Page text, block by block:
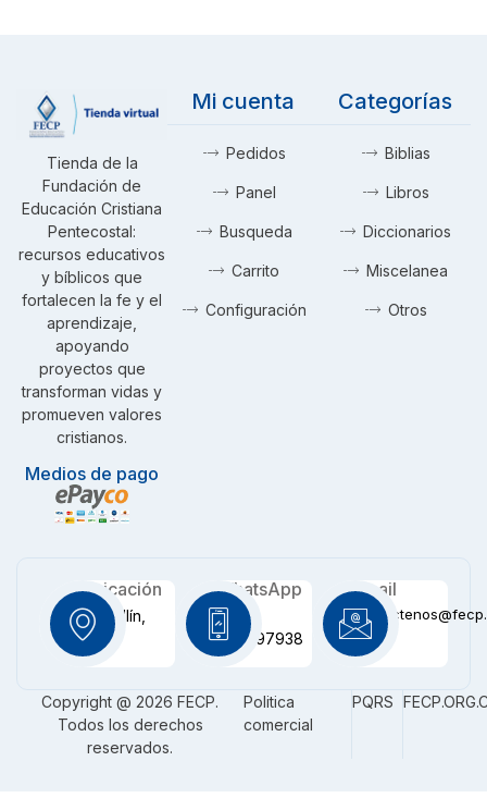
Tienda de la
Fundación de
Educación Cristiana
Pentecostal:
recursos educativos
y bíblicos que
fortalecen la fe y el
aprendizaje,
apoyando
proyectos que
transforman vidas y
promueven valores
cristianos.
Medios de pago
Mi cuenta
Pedidos
Panel
Busqueda
Carrito
Configuración
Categorías
Biblias
Libros
Diccionarios
Miscelanea
Otros
Ubicación
Medellín,
CO
WhatsApp
+57
3116097938
Email
Copyright @ 2026 FECP.
Todos los derechos
reservados.
Politica
comercial
PQRS